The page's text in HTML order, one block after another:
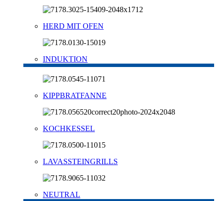
HERD MIT OFEN
INDUKTION
KIPPBRATFANNE
KOCHKESSEL
LAVASSTEINGRILLS
NEUTRAL